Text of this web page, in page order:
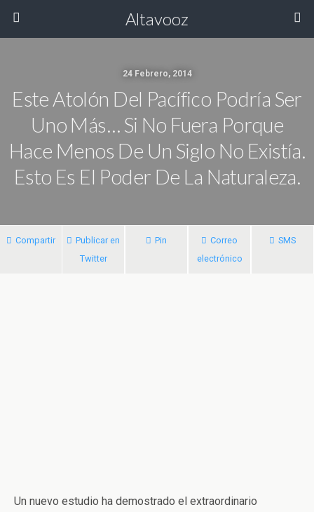
Altavooz
24 Febrero, 2014
Este Atolón Del Pacífico Podría Ser
Uno Más… Si No Fuera Porque
Hace Menos De Un Siglo No Existía.
Esto Es El Poder De La Naturaleza.
Compartir
Publicar en
Twitter
Pin
Correo
electrónico
SMS
Un nuevo estudio ha demostrado el extraordinario